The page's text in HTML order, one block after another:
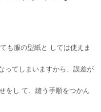
も服の型紙と しては使えま
ってしまいますから、誤差が
をし て、縫う手順をつかん